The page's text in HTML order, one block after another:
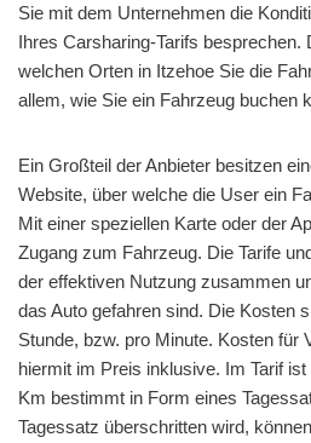
Sie mit dem Unternehmen die
Ihres Carsharing-Tarifs besprechen.
welchen Orten in Itzehoe Sie die
allem, wie Sie ein Fahrzeug buchen
Ein Großteil der Anbieter besitzen
Website, über welche die User ein
Mit einer speziellen Karte oder der
Zugang zum Fahrzeug. Die Tarife
der effektiven Nutzung zusammen
das Auto gefahren sind. Die Kosten
Stunde, bzw. pro Minute. Kosten für
hiermit im Preis inklusive. Im Tarif
Km bestimmt in Form eines
Tagessatz überschritten wird,